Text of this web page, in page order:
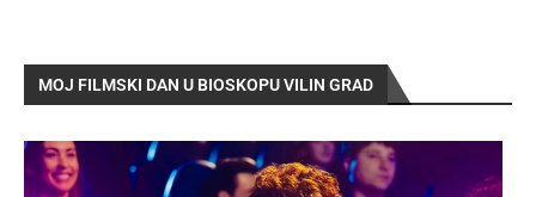
MOJ FILMSKI DAN U BIOSKOPU VILIN GRAD